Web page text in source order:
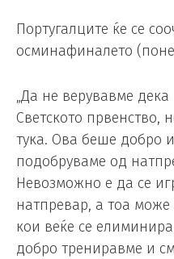
Португалците ќе се
осминафиналето
„Да не верувавме
Светското
тука. Ова беше добро
подобруваме од
Невозможно е да се
натпревар, а тоа
кои веќе се
добро трениравме и